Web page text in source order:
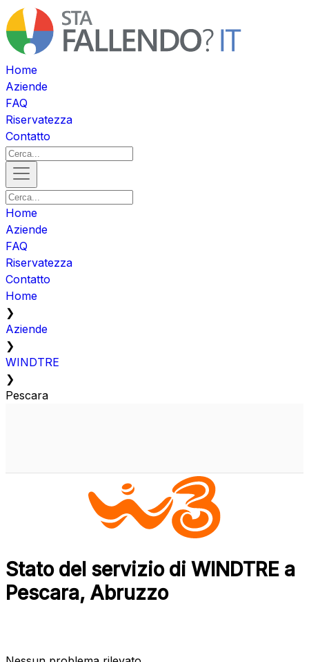
Home
Aziende
FAQ
Riservatezza
Contatto
Home
Aziende
FAQ
Riservatezza
Contatto
Home
❯
Aziende
❯
WINDTRE
❯
Pescara
Stato del servizio di WINDTRE a
Pescara, Abruzzo